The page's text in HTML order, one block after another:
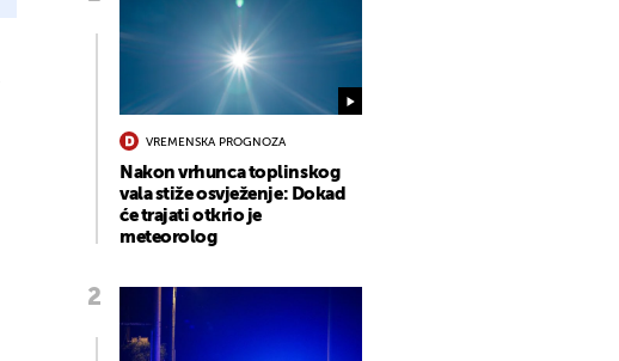
VREMENSKA PROGNOZA
Nakon vrhunca toplinskog
vala stiže osvježenje: Dokad
će trajati otkrio je
meteorolog